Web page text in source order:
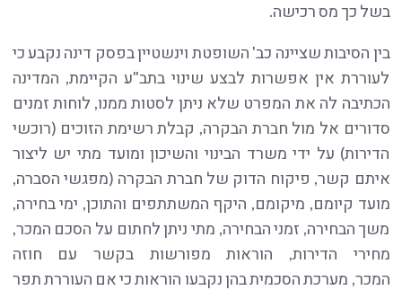
בשל כך מס רכישה.
בין הסיבות שציינה כב' השופטת וינשטיין בפסק דינה נקבע כי
לעוררת אין אפשרות לבצע שינוי בתב"ע הקיימת, המדינה
הכתיבה לה את המפרט שלא ניתן לסטות ממנו, לוחות זמנים
סדורים אל מול חברת הבקרה, קבלת רשימת הזוכים (רוכשי
הדירות) על ידי משרד הבינוי והשיכון ומועד מתי יש ליצור
איתם קשר, פיקוח הדוק של חברת הבקרה (מפגשי הסברה,
מועד קיומם, מיקומם, היקף המשתתפים והתוכן, ימי בחירה,
משך הבחירה, זמני הבחירה, מתי ניתן לחתום על הסכם המכר,
מחירי הדירות, הוראות מפורשות בקשר עם חוזה
המכר, מערכת הסכמית בהן נקבעו הוראות כי אם העוררת תפר